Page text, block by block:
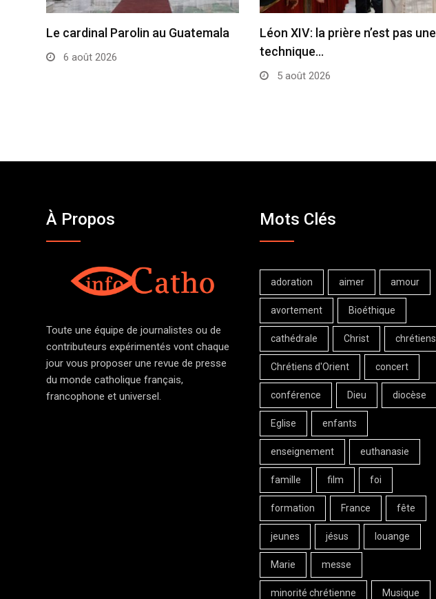
Le cardinal Parolin au Guatemala
6 août 2026
Léon XIV: la prière n’est pas une
technique…
5 août 2026
À Propos
Toute une équipe de journalistes ou de
contributeurs expérimentés vont chaque
jour vous proposer une revue de presse
du monde catholique français,
francophone et universel.
Mots Clés
adoration aimer amour
avortement Bioéthique
cathédrale Christ chrétiens
Chrétiens d'Orient concert
conférence Dieu diocèse
Eglise enfants
enseignement euthanasie
famille film foi
formation France fête
jeunes jésus louange
Marie messe
minorité chrétienne Musique